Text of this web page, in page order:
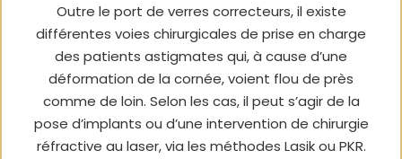
Outre le port de verres correcteurs, il existe
différentes voies chirurgicales de prise en charge
des patients astigmates qui, à cause d’une
déformation de la cornée, voient flou de près
comme de loin. Selon les cas, il peut s’agir de la
pose d’implants ou d’une intervention de chirurgie
réfractive au laser, via les méthodes Lasik ou PKR.